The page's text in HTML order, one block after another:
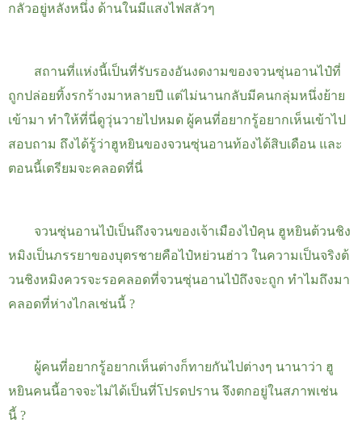
กลัวอยู่หลังหนึ่ง ด้านในมีแสงไฟสลัวๆ
สถานที่แห่งนี้เป็นที่รับรองอันงดงามของจวนซุ่นอานไป๋ที่
ถูกปล่อยทิ้งรกร้างมาหลายปี แต่ไม่นานกลับมีคนกลุ่มหนึ่งย้าย
เข้ามา ทำให้ที่นี่ดูวุ่นวายไปหมด ผู้คนที่อยากรู้อยากเห็นเข้าไป
สอบถาม ถึงได้รู้ว่าฮูหยินของจวนซุ่นอานท้องได้สิบเดือน และ
ตอนนี้เตรียมจะคลอดที่นี่
จวนซุ่นอานไป๋เป็นถึงจวนของเจ้าเมืองไป๋คุน ฮูหยินต้วนชิง
หมิงเป็นภรรยาของบุตรชายคือไป๋หย่วนฮ่าว ในความเป็นจริงต้
วนชิงหมิงควรจะรอคลอดที่จวนซุ่นอานไป๋ถึงจะถูก ทำไมถึงมา
คลอดที่ห่างไกลเช่นนี้ ?
ผู้คนที่อยากรู้อยากเห็นต่างก็ทายกันไปต่างๆ นานาว่า ฮู
หยินคนนี้อาจจะไม่ได้เป็นที่โปรดปราน จึงตกอยู่ในสภาพเช่น
นี้ ?